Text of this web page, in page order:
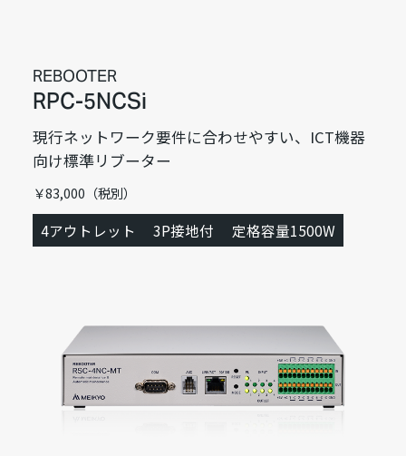
REBOOTER
RPC-5NCSi
現行ネットワーク要件に合わせやすい、ICT機器
向け標準リブーター
￥83,000（税別）
4アウトレット 3P接地付 定格容量1500W